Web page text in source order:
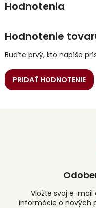
Hodnotenie
Buďte prvý, kto napíše
PRIDAŤ HODNOTENIE
Vložte svoj e-mail
informácie o nových